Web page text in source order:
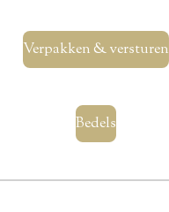
Verpakken & versturen
Bedels